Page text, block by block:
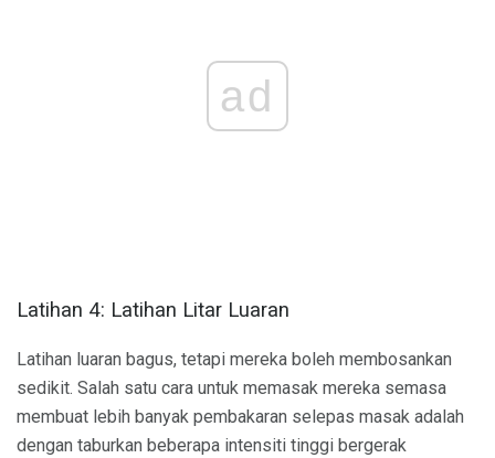
ad
Latihan 4: Latihan Litar Luaran
Latihan luaran bagus, tetapi mereka boleh membosankan
sedikit. Salah satu cara untuk memasak mereka semasa
membuat lebih banyak pembakaran selepas masak adalah
dengan taburkan beberapa intensiti tinggi bergerak